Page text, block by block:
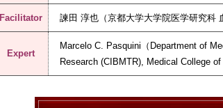
Facilitator 諫田 淳也（京都大学大学院医学研究科
Expert
Marcelo C. Pasquini（Department of
Research (CIBMTR), Medical College of